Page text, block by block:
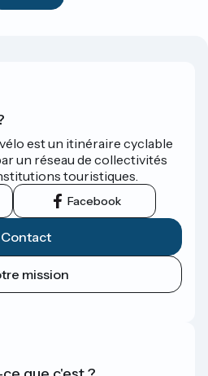
vélo est un itinéraire cyclable
un réseau de collectivités
touristiques.
Facebook
Contact
mission